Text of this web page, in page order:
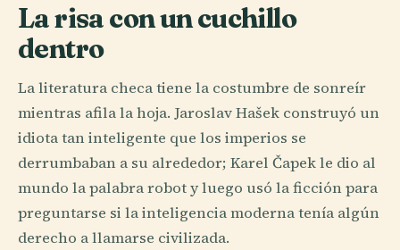
La risa con un cuchillo
dentro
La literatura checa tiene la costumbre de sonreír
mientras afila la hoja. Jaroslav Hašek construyó un
idiota tan inteligente que los imperios se
derrumbaban a su alrededor; Karel Čapek le dio al
mundo la palabra robot y luego usó la ficción para
preguntarse si la inteligencia moderna tenía algún
derecho a llamarse civilizada.